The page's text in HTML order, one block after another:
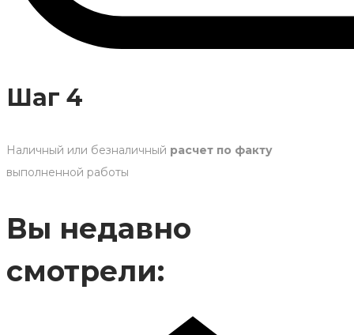
Шаг 4
Наличный или безналичный расчет по факту
выполненной работы
Вы недавно
смотрели: